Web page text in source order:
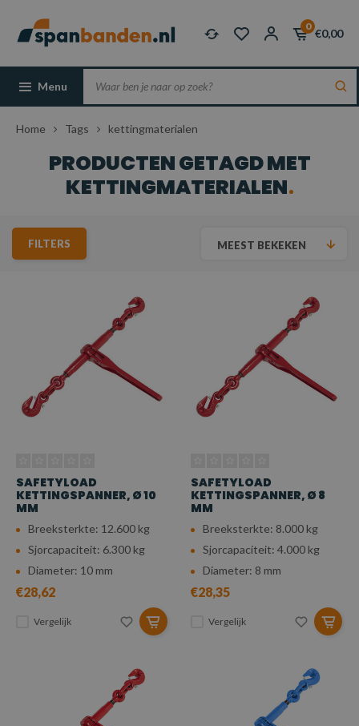
0
€0,00
Menu
Home Tags kettingmaterialen
PRODUCTEN GETAGD MET
KETTINGMATERIALEN
FILTERS MEEST BEKEKEN
SAFETYLOAD
KETTINGSPANNER, Ø 10
MM
Breeksterkte: 12.600 kg
Sjorcapaciteit: 6.300 kg
Diameter: 10 mm
€28,62
Vergelijk
SAFETYLOAD
KETTINGSPANNER, Ø 8
MM
Breeksterkte: 8.000 kg
Sjorcapaciteit: 4.000 kg
Diameter: 8 mm
€28,35
Vergelijk